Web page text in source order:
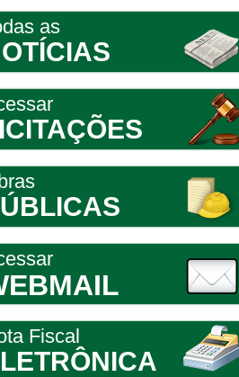
as
Fiscal